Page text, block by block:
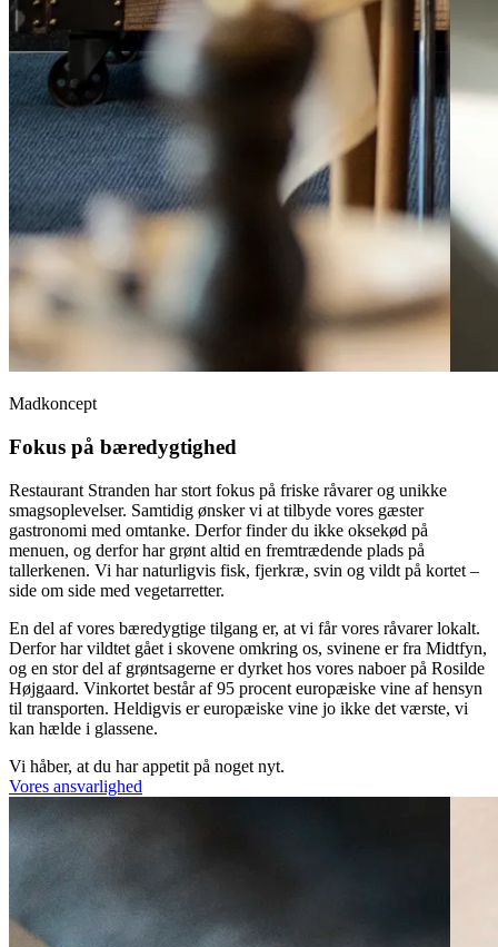
Madkoncept
Fokus på bæredygtighed
Restaurant Stranden har stort fokus på friske råvarer og unikke
smagsoplevelser. Samtidig ønsker vi at tilbyde vores gæster
gastronomi med omtanke. Derfor finder du ikke oksekød på
menuen, og derfor har grønt altid en fremtrædende plads på
tallerkenen. Vi har naturligvis fisk, fjerkræ, svin og vildt på kortet –
side om side med vegetarretter.
En del af vores bæredygtige tilgang er, at vi får vores råvarer lokalt.
Derfor har vildtet gået i skovene omkring os, svinene er fra Midtfyn,
og en stor del af grøntsagerne er dyrket hos vores naboer på Rosilde
Højgaard. Vinkortet består af 95 procent europæiske vine af hensyn
til transporten. Heldigvis er europæiske vine jo ikke det værste, vi
kan hælde i glassene.
Vi håber, at du har appetit på noget nyt.
Vores ansvarlighed